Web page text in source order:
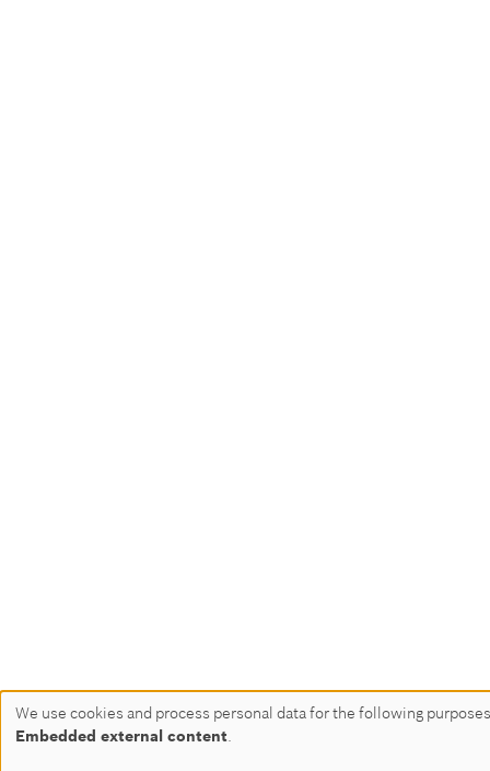
Use
We use cookies and process personal data for the following
Embedded external content.